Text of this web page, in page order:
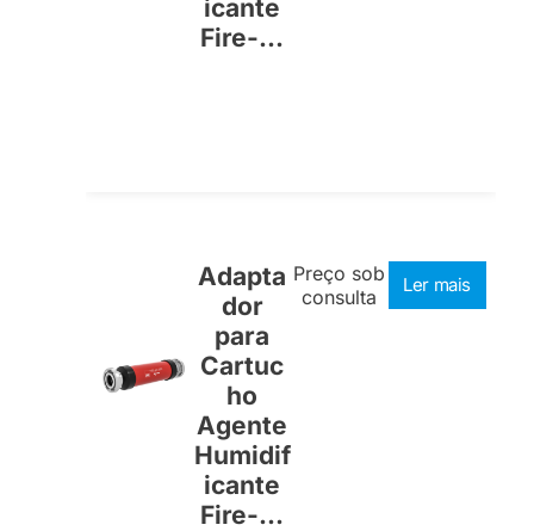
icante
Fire-...
Adapta
dor
para
Cartuc
ho
Agente
Humidif
icante
Fire-...
Preço sob
consulta
Ler mais